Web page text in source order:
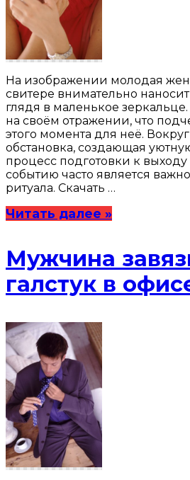
На изображении молодая
свитере внимательно
глядя в маленькое
на своём отражении, что
этого момента для неё. Вокруг
обстановка, создающая
процесс подготовки к
событию часто является
ритуала. Скачать …
Читать далее »
Мужчина
галстук в